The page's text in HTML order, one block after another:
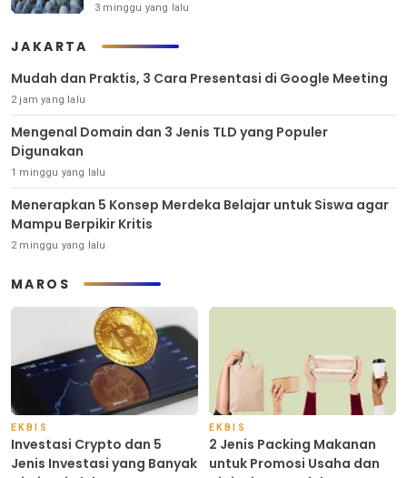
3 minggu yang lalu
JAKARTA
Mudah dan Praktis, 3 Cara Presentasi di Google Meeting
2 jam yang lalu
Mengenal Domain dan 3 Jenis TLD yang Populer
Digunakan
1 minggu yang lalu
Menerapkan 5 Konsep Merdeka Belajar untuk Siswa agar
Mampu Berpikir Kritis
2 minggu yang lalu
MAROS
EKBIS
Investasi Crypto dan 5
Jenis Investasi yang Banyak
EKBIS
2 Jenis Packing Makanan
untuk Promosi Usaha dan